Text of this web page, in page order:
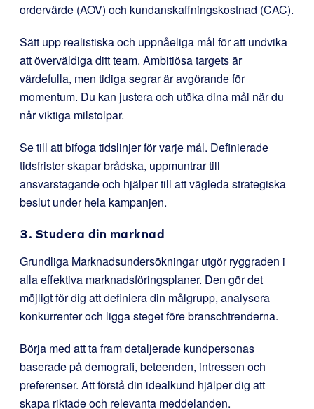
ordervärde (AOV) och kundanskaffningskostnad (CAC).
Sätt upp realistiska och uppnåeliga mål för att undvika
att överväldiga ditt team. Ambitiösa targets är
värdefulla, men tidiga segrar är avgörande för
momentum. Du kan justera och utöka dina mål när du
når viktiga milstolpar.
Se till att bifoga tidslinjer för varje mål. Definierade
tidsfrister skapar brådska, uppmuntrar till
ansvarstagande och hjälper till att vägleda strategiska
beslut under hela kampanjen.
3. Studera din marknad
Grundliga Marknadsundersökningar utgör ryggraden i
alla effektiva marknadsföringsplaner. Den gör det
möjligt för dig att definiera din målgrupp, analysera
konkurrenter och ligga steget före branschtrenderna.
Börja med att ta fram detaljerade kundpersonas
baserade på demografi, beteenden, intressen och
preferenser. Att förstå din idealkund hjälper dig att
skapa riktade och relevanta meddelanden.